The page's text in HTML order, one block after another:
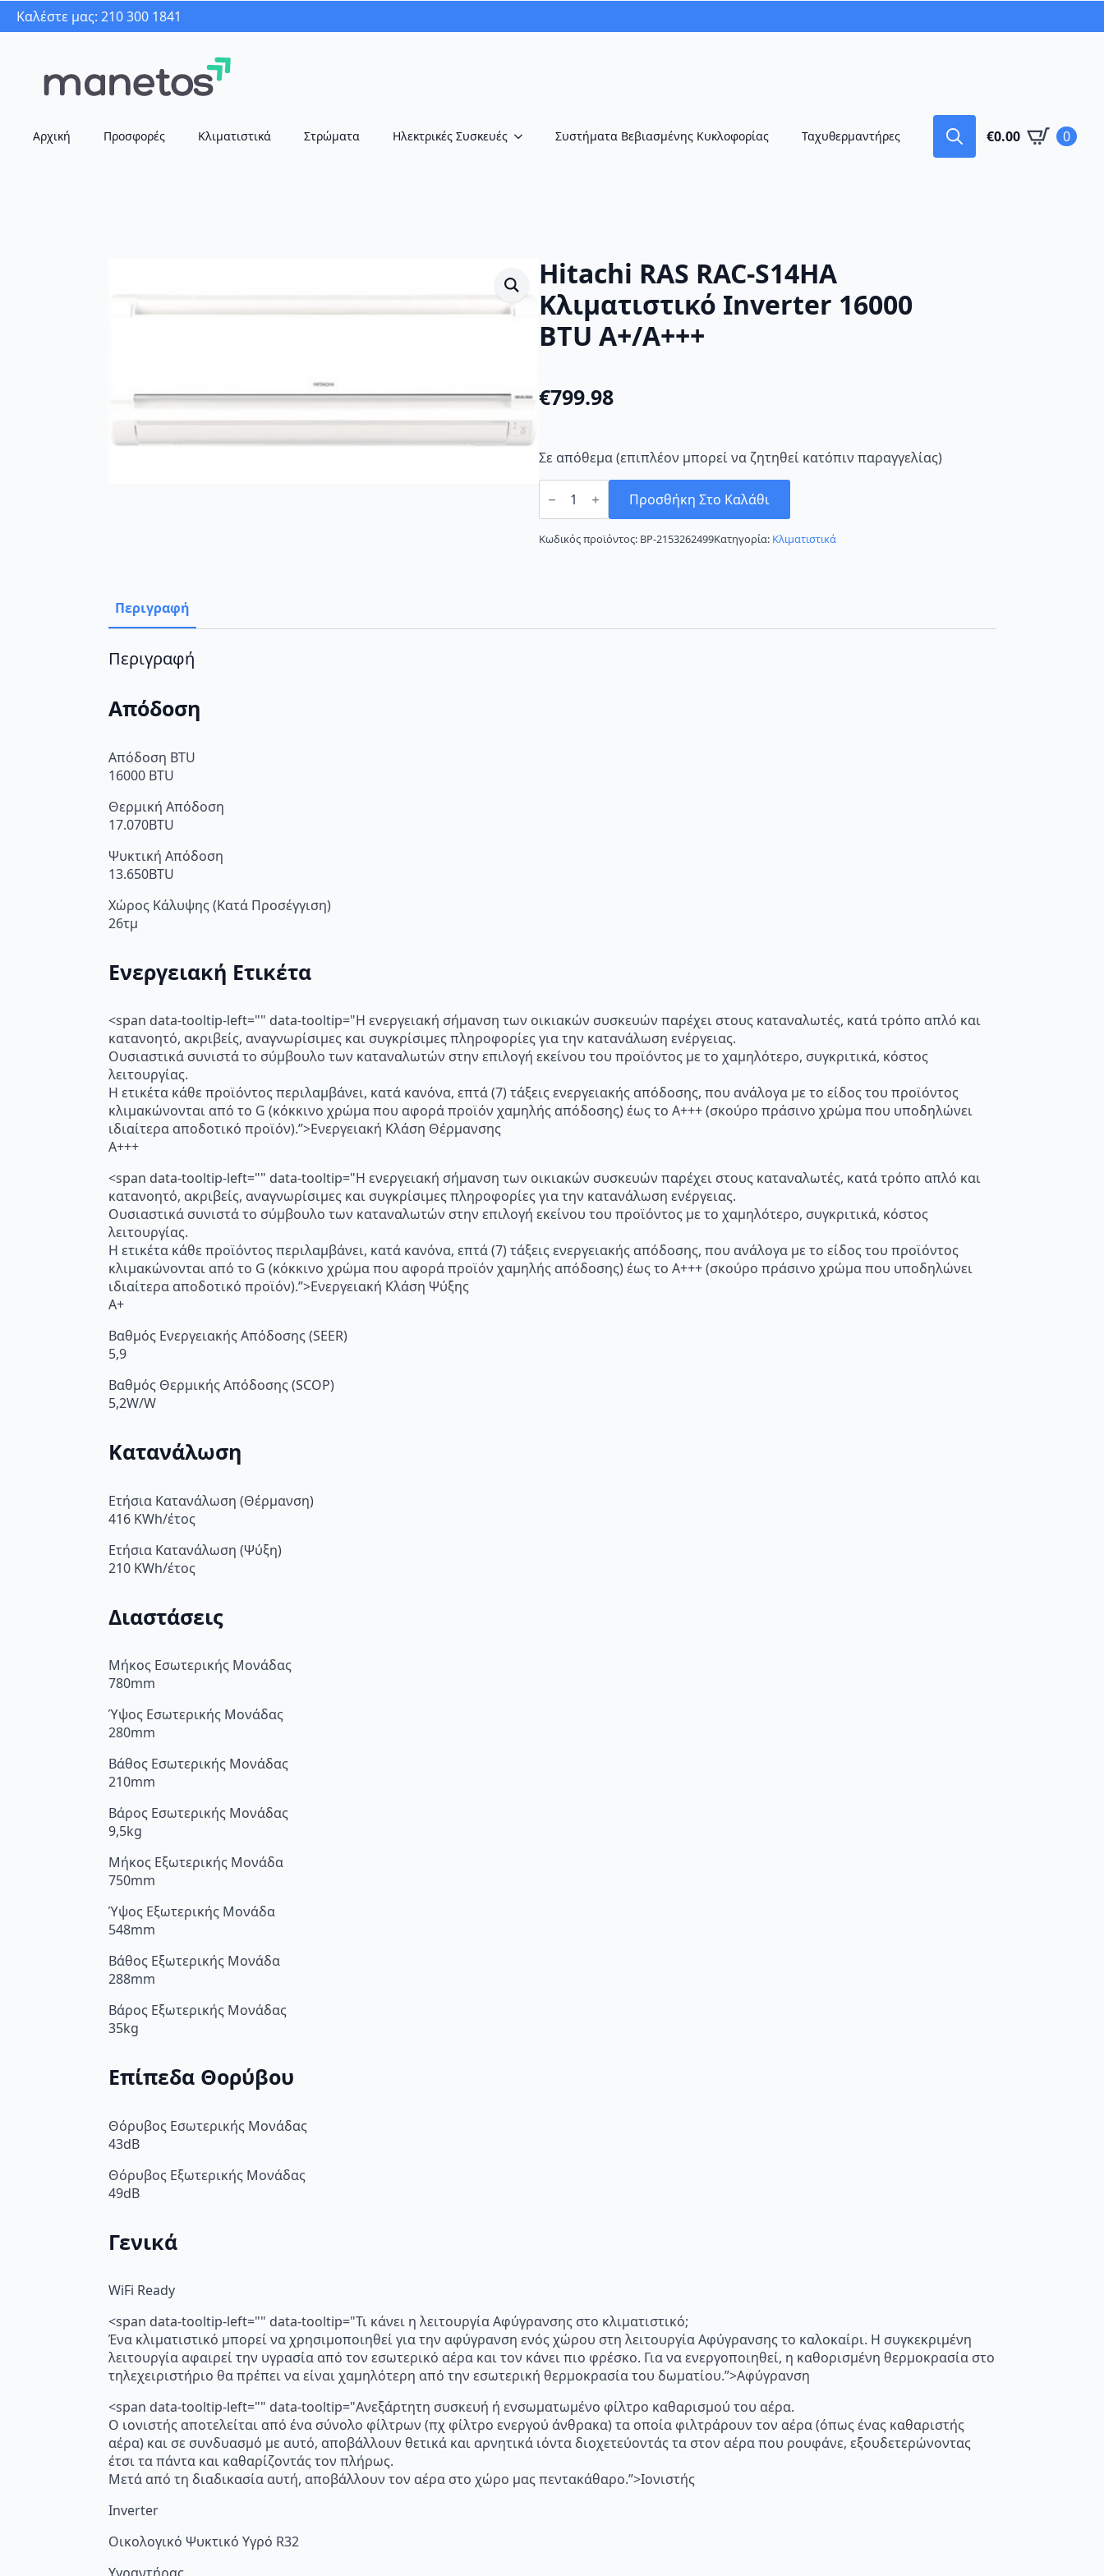
Καλέστε μας: 210 300 1841
Αρχική Προσφορές Κλιματιστικά Στρώματα Ηλεκτρικές Συσκευές Συστήματα Βεβιασμένης Κυκλοφορίας Ταχυθερμαντήρες €0.00 0
Hitachi RAS RAC-S14HA
Κλιματιστικό Inverter 16000
BTU A+/A+++
€799.98
Σε απόθεμα (επιπλέον μπορεί να ζητηθεί κατόπιν παραγγελίας)
Hitachi
RAS
S14HA
Κλιματιστικό
Inverter
Προσθήκη Στο Καλάθι
Κωδικός προϊόντος: BP-2153262499Κατηγορία: Κλιματιστικά
Περιγραφή
Περιγραφή
Απόδοση
Απόδοση BTU
16000 BTU
Θερμική Απόδοση
17.070BTU
Ψυκτική Απόδοση
13.650BTU
Χώρος Κάλυψης (Κατά Προσέγγιση)
26τμ
Ενεργειακή Ετικέτα
<span data-tooltip-left="" data-tooltip="Η ενεργειακή σήμανση των οικιακών συσκευών παρέχει στους καταναλωτές, κατά τρόπο απλό και
κατανοητό, ακριβείς, αναγνωρίσιμες και συγκρίσιμες πληροφορίες για την κατανάλωση ενέργειας.
Ουσιαστικά συνιστά το σύμβουλο των καταναλωτών στην επιλογή εκείνου του προϊόντος με το χαμηλότερο, συγκριτικά, κόστος
λειτουργίας.
Η ετικέτα κάθε προϊόντος περιλαμβάνει, κατά κανόνα, επτά (7) τάξεις ενεργειακής απόδοσης, που ανάλογα με το είδος του προϊόντος
κλιμακώνονται από το G (κόκκινο χρώμα που αφορά προϊόν χαμηλής απόδοσης) έως το Α+++ (σκούρο πράσινο χρώμα που υποδηλώνει
ιδιαίτερα αποδοτικό προϊόν).”>Ενεργειακή Κλάση Θέρμανσης
A+++
<span data-tooltip-left="" data-tooltip="Η ενεργειακή σήμανση των οικιακών συσκευών παρέχει στους καταναλωτές, κατά τρόπο απλό και
κατανοητό, ακριβείς, αναγνωρίσιμες και συγκρίσιμες πληροφορίες για την κατανάλωση ενέργειας.
Ουσιαστικά συνιστά το σύμβουλο των καταναλωτών στην επιλογή εκείνου του προϊόντος με το χαμηλότερο, συγκριτικά, κόστος
λειτουργίας.
Η ετικέτα κάθε προϊόντος περιλαμβάνει, κατά κανόνα, επτά (7) τάξεις ενεργειακής απόδοσης, που ανάλογα με το είδος του προϊόντος
κλιμακώνονται από το G (κόκκινο χρώμα που αφορά προϊόν χαμηλής απόδοσης) έως το Α+++ (σκούρο πράσινο χρώμα που υποδηλώνει
ιδιαίτερα αποδοτικό προϊόν).”>Ενεργειακή Κλάση Ψύξης
A+
Βαθμός Ενεργειακής Απόδοσης (SEER)
5,9
Βαθμός Θερμικής Απόδοσης (SCOP)
5,2W/W
Κατανάλωση
Ετήσια Κατανάλωση (Θέρμανση)
416 KWh/έτος
Ετήσια Κατανάλωση (Ψύξη)
210 KWh/έτος
Διαστάσεις
Μήκος Εσωτερικής Μονάδας
780mm
Ύψος Εσωτερικής Μονάδας
280mm
Βάθος Εσωτερικής Μονάδας
210mm
Βάρος Εσωτερικής Μονάδας
9,5kg
Μήκος Εξωτερικής Μονάδα
750mm
Ύψος Εξωτερικής Μονάδα
548mm
Βάθος Εξωτερικής Μονάδα
288mm
Βάρος Εξωτερικής Μονάδας
35kg
Επίπεδα Θορύβου
Θόρυβος Εσωτερικής Μονάδας
43dB
Θόρυβος Εξωτερικής Μονάδας
49dB
Γενικά
WiFi Ready
<span data-tooltip-left="" data-tooltip="Τι κάνει η λειτουργία Αφύγρανσης στο κλιματιστικό;
Ένα κλιματιστικό μπορεί να χρησιμοποιηθεί για την αφύγρανση ενός χώρου στη λειτουργία Αφύγρανσης το καλοκαίρι. Η συγκεκριμένη
λειτουργία αφαιρεί την υγρασία από τον εσωτερικό αέρα και τον κάνει πιο φρέσκο. Για να ενεργοποιηθεί, η καθορισμένη θερμοκρασία στο
τηλεχειριστήριο θα πρέπει να είναι χαμηλότερη από την εσωτερική θερμοκρασία του δωματίου.”>Αφύγρανση
<span data-tooltip-left="" data-tooltip="Ανεξάρτητη συσκευή ή ενσωματωμένο φίλτρο καθαρισμού του αέρα.
Ο ιονιστής αποτελείται από ένα σύνολο φίλτρων (πχ φίλτρο ενεργού άνθρακα) τα οποία φιλτράρουν τον αέρα (όπως ένας καθαριστής
αέρα) και σε συνδυασμό με αυτό, αποβάλλουν θετικά και αρνητικά ιόντα διοχετεύοντάς τα στον αέρα που ρουφάνε, εξουδετερώνοντας
έτσι τα πάντα και καθαρίζοντάς τον πλήρως.
Μετά από τη διαδικασία αυτή, αποβάλλουν τον αέρα στο χώρο μας πεντακάθαρο.”>Ιονιστής
Inverter
Οικολογικό Ψυκτικό Υγρό R32